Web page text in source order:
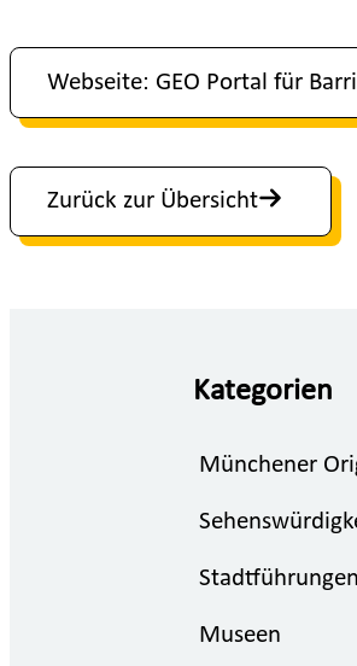
Webseite: GEO Portal für
Zurück zur Übersicht
Kategorien
Münchener
Stadtführungen
Museen